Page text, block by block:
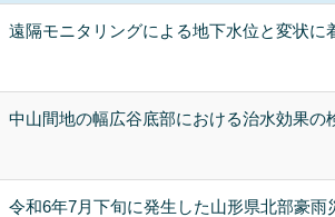
遠隔モニタリングによる地下水位と変状
中山間地の幅広谷底部における治水効果の
令和6年7月下旬に発生した山形県北部豪雨